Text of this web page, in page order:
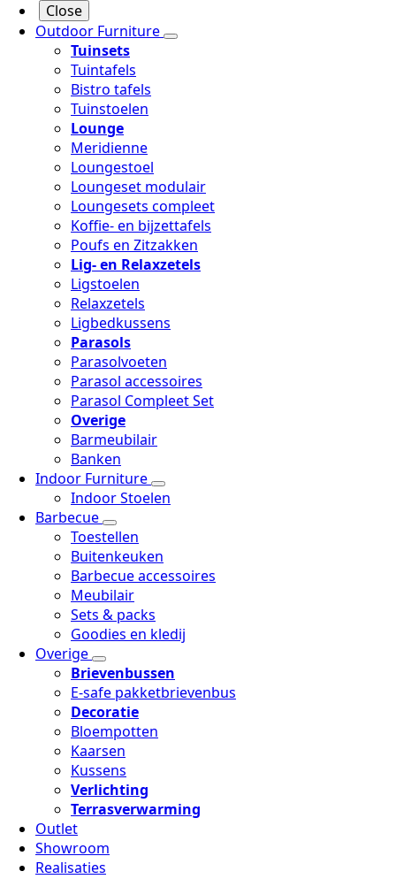
Close
Outdoor Furniture
Tuinsets
Tuintafels
Bistro tafels
Tuinstoelen
Lounge
Meridienne
Loungestoel
Loungeset modulair
Loungesets compleet
Koffie- en bijzettafels
Poufs en Zitzakken
Lig- en Relaxzetels
Ligstoelen
Relaxzetels
Ligbedkussens
Parasols
Parasolvoeten
Parasol accessoires
Parasol Compleet Set
Overige
Barmeubilair
Banken
Indoor Furniture
Indoor Stoelen
Barbecue
Toestellen
Buitenkeuken
Barbecue accessoires
Meubilair
Sets & packs
Goodies en kledij
Overige
Brievenbussen
E-safe pakketbrievenbus
Decoratie
Bloempotten
Kaarsen
Kussens
Verlichting
Terrasverwarming
Outlet
Showroom
Realisaties